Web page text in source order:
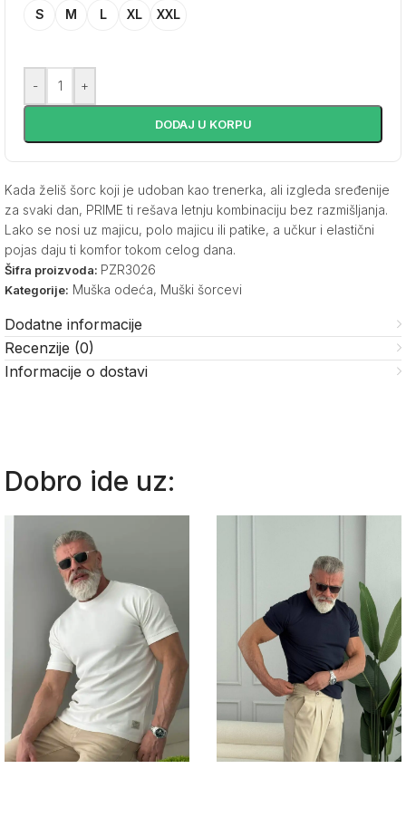
S M L XL XXL
- +
DODAJ U KORPU
Kada želiš šorc koji je udoban kao trenerka, ali izgleda sređenije
za svaki dan, PRIME ti rešava letnju kombinaciju bez razmišljanja.
Lako se nosi uz majicu, polo majicu ili patike, a učkur i elastični
pojas daju ti komfor tokom celog dana.
Šifra proizvoda: PZR3026
Kategorije: Muška odeća, Muški šorcevi
Dodatne informacije
Recenzije (0)
Informacije o dostavi
Dobro ide uz: